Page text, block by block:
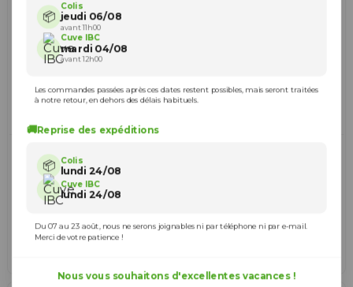
- Embout droit Diamètre 20
9,40 €
📦
Colis
jeudi 06/08
avant 11h00
Cuve IBC
mardi 04/08
avant 12h00
Les commandes passées après ces dates restent possibles, mais seront traitées
à notre retour, en dehors des délais habituels.
🚚Reprise des expéditions
📦 Colis
lundi 24/08
Cuve IBC
lundi 24/08
Du 07 au 23 août, nous ne serons joignables ni par téléphone ni par e-mail.
Merci de votre patience !
Nous vous souhaitons d'excellentes vacances !